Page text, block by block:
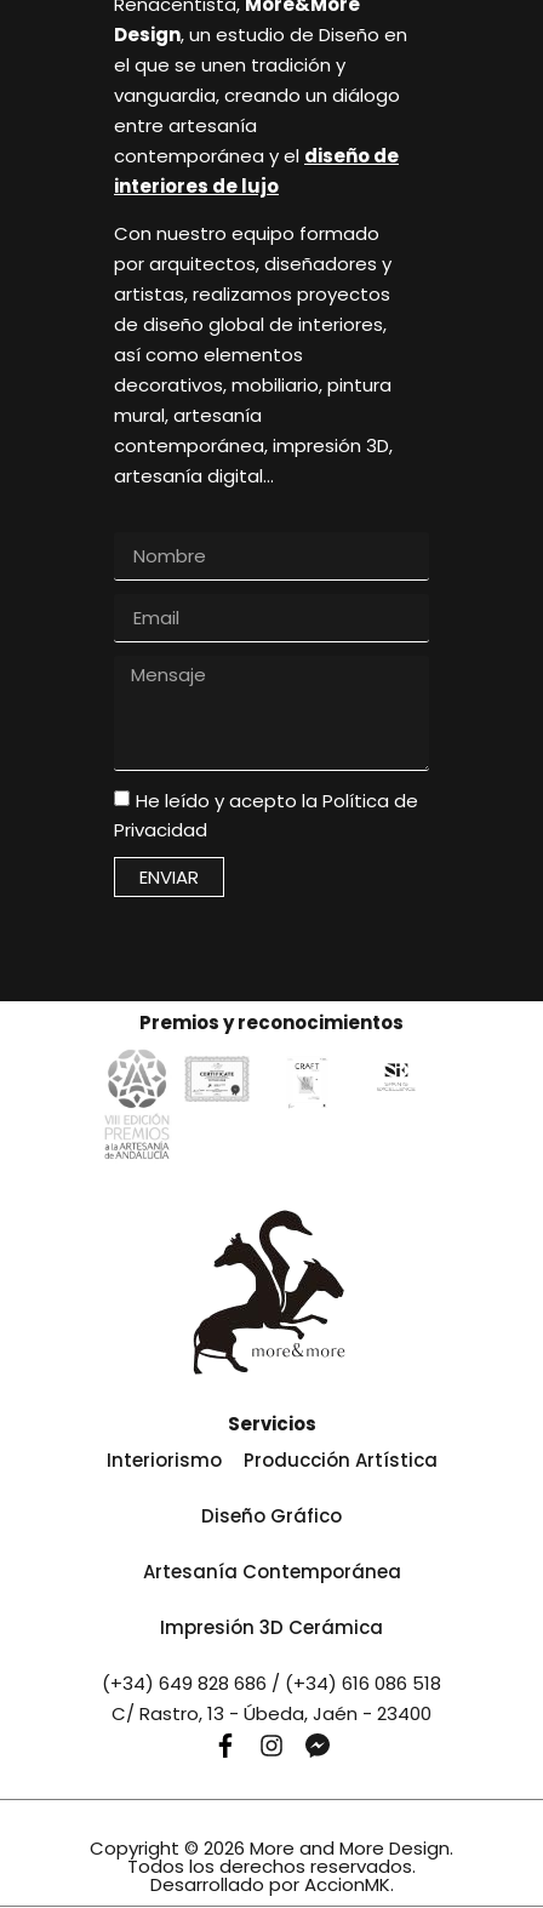
Design, un estudio de Diseño en
el que se unen tradición y
vanguardia, creando un diálogo
entre artesanía
contemporánea y el diseño de
interiores de lujo
Con nuestro equipo formado
por arquitectos, diseñadores y
artistas, realizamos proyectos
de diseño global de interiores,
así como elementos
decorativos, mobiliario, pintura
mural, artesanía
contemporánea, impresión 3D,
artesanía digital…
He leído y acepto la Política de
Privacidad
ENVIAR
Premios y reconocimientos
Servicios
Interiorismo
Producción Artística
Diseño Gráfico
Artesanía Contemporánea
Impresión 3D Cerámica
(+34) 649 828 686 / (+34) 616 086 518
C/ Rastro, 13 - Úbeda, Jaén - 23400
Copyright © 2026 More and More Design.
Todos los derechos reservados.
Desarrollado porAccionMK.